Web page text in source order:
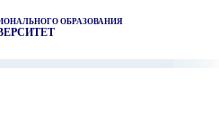
ОБРАЗОВАНИЯ